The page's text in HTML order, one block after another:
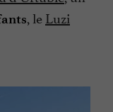
, leLuzi